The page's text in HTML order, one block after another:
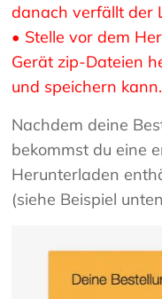
danach verfällt der
• Stelle vor dem
Gerät zip-Dateien
und speichern kann.
Nachdem deine
bekommst du eine
Herunterladen
(siehe Beispiel